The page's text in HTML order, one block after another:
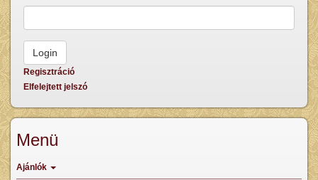
Regisztráció
Elfelejtett jelszó
Menü
Ajánlók